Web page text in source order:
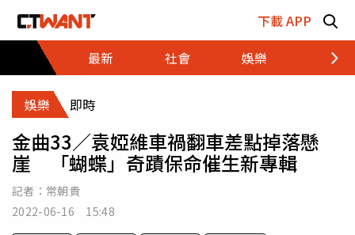
下載 APP
最新
社會 娛樂 財經
娛樂 即時
金曲33／袁婭維車禍翻車差點掉落懸
崖 「蝴蝶」奇蹟保命催生新專輯
記者： 常朝貴
2022-06-16 15:48